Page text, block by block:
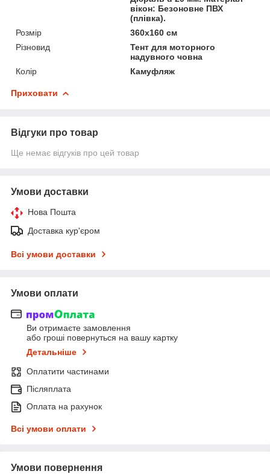
вікон: Безоновне ПВХ
(плівка).
Розмір
360х160 см
Різновид
Тент для моторного
надувного човна
Колір
Камуфляж
Приховати
Відгуки про товар
Ще немає відгуків про цей товар
Умови доставки
Нова Пошта
Доставка кур'єром
Всі умови доставки
Умови оплати
Ви отримаєте замовлення
або гроші повернуться на вашу картку
Детальніше
Оплатити частинами
Післяплата
Оплата на рахунок
Всі умови оплати
Умови повернення